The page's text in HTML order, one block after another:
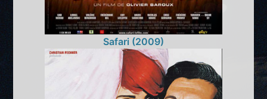
Safari (2009)